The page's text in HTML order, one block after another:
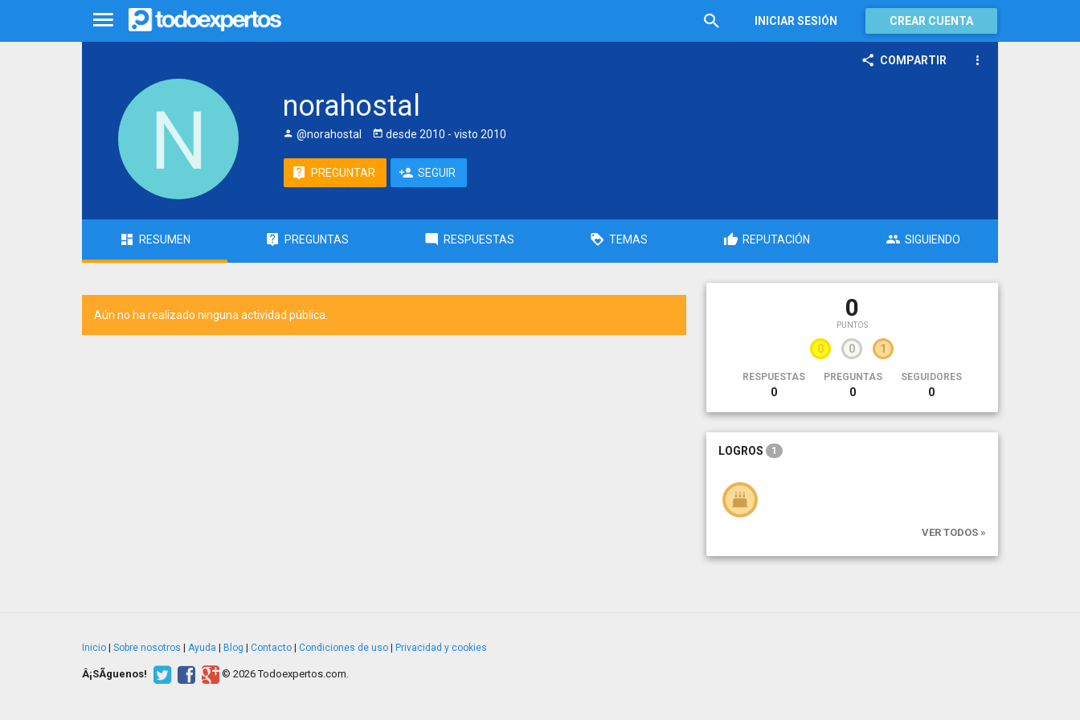
INICIAR SESIÓN CREAR CUENTA
COMPARTIR
norahostal
@norahostal desde 2010 - visto 2010
PREGUNTAR SEGUIR
RESUMEN PREGUNTAS RESPUESTAS TEMAS REPUTACIÓN SIGUIENDO
Aún no ha realizado ninguna actividad pública. 0
PUNTOS
0 0 1
RESPUESTAS
0
PREGUNTAS
0
SEGUIDORES
0
LOGROS 1
VER TODOS »
Inicio Sobre nosotros Ayuda Blog Contacto Condiciones de uso Privacidad y cookies
Â¡SÃ­guenos! © 2026 Todoexpertos.com.